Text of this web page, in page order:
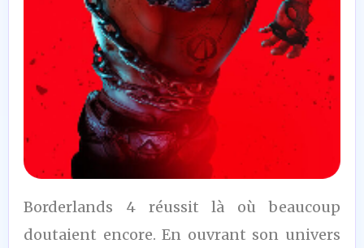
9,5
/10
Borderlands 4 réussit là où beaucoup
doutaient encore. En ouvrant son univers